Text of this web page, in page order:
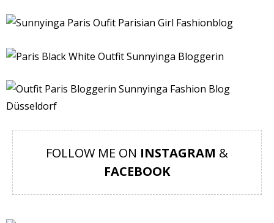
FOLLOW ME ON INSTAGRAM &
FACEBOOK